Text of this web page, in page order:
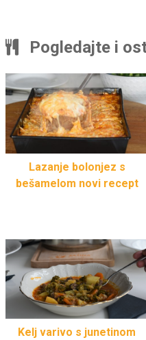
Pogledajte i
Lazanje bolonjez s
bešamelom novi recept
Kelj varivo s junetinom